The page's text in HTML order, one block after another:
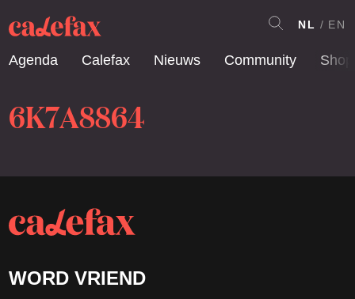
Agenda Calefax Nieuws Community Shop
NL EN
6K7A8864
WORD VRIEND